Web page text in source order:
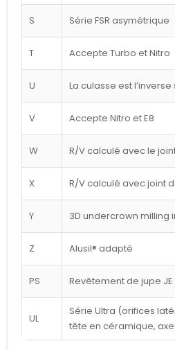
S Série FSR asymétrique
T Accepte Turbo et Nitro
U La culasse est
V Accepte Nitro et E8
W R/V calculé avec le
X R/V calculé avec joint
Y 3D undercrown milling
Z Alusil® adapté
PS Revêtement de jupe JE
UL
Série Ultra (orifices
tête en céramique,